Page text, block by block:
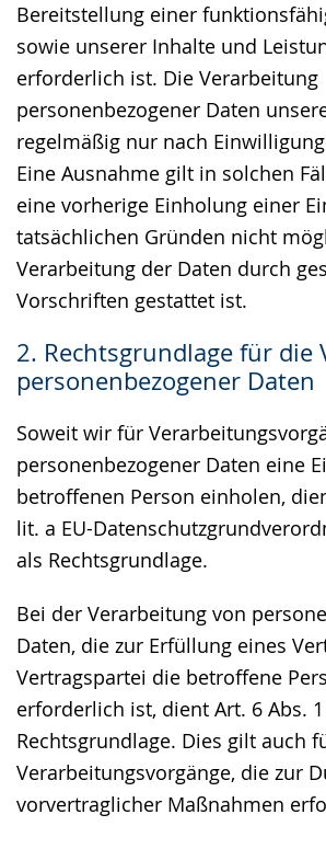
Bereitstellung einer
sowie unserer Inhalte und
erforderlich ist. Die Verarbeitung
personenbezogener Daten
regelmäßig nur nach
Eine Ausnahme gilt in solchen
eine vorherige Einholung einer
tatsächlichen Gründen nicht
Verarbeitung der Daten durch
Vorschriften gestattet ist.
2. Rechtsgrundlage für die
personenbezogener Daten
Soweit wir für
personenbezogener Daten eine
betroffenen Person einholen,
lit. a EU-
als Rechtsgrundlage.
Bei der Verarbeitung von
Daten, die zur Erfüllung eines
Vertragspartei die betroffene
erforderlich ist, dient Art. 6 Abs.
Rechtsgrundlage. Dies gilt auch
Verarbeitungsvorgänge, die zur
vorvertraglicher Maßnahmen